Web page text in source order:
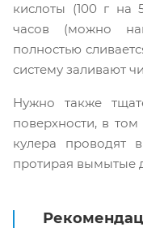
кислоты (100 г на
часов (можно
полностью
систему заливают
Нужно также
поверхности, в
кулера проводят
протирая вымытые